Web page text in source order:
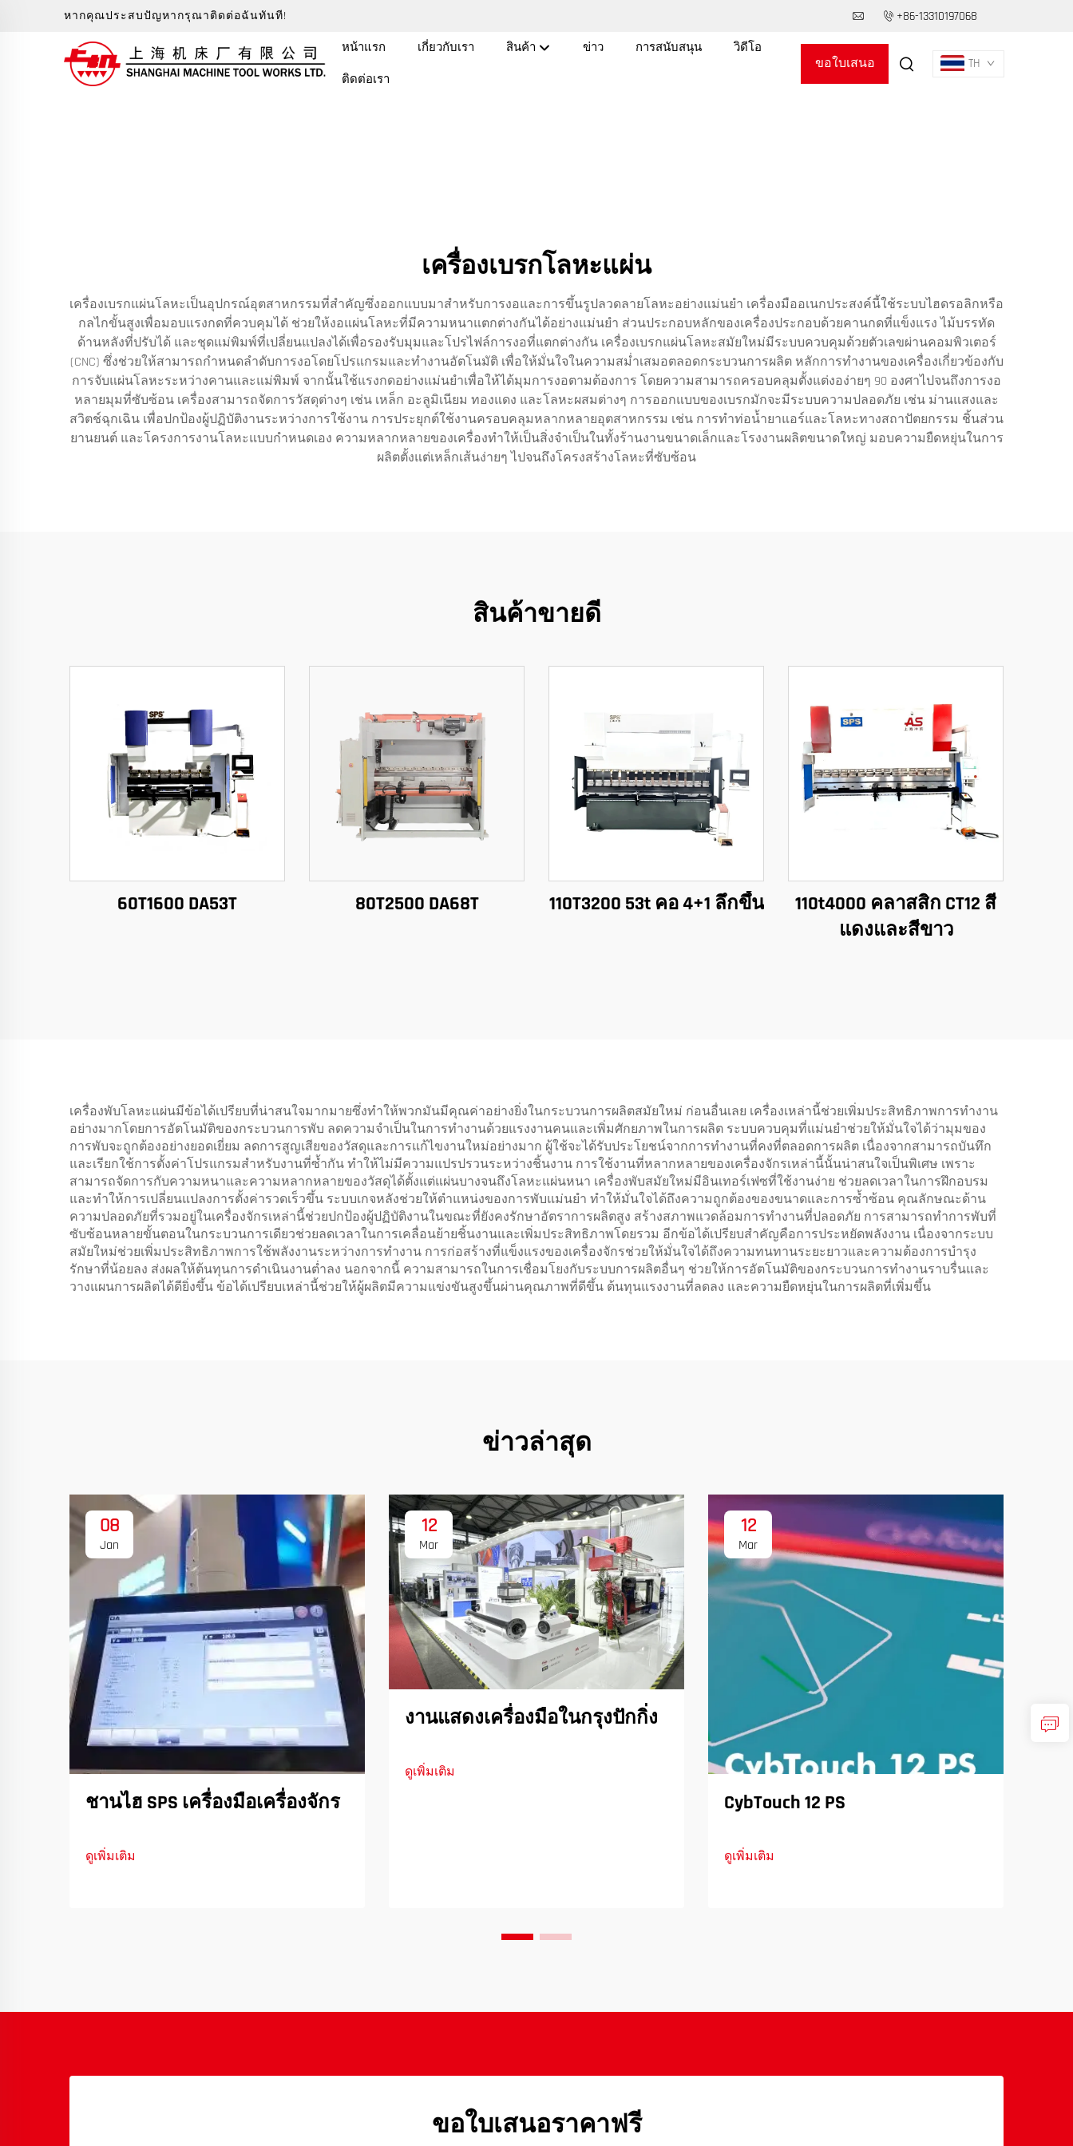
หากคุณประสบปัญหากรุณาติดต่อฉันทันที! +86-13310197068
หน้าแรก เกี่ยวกับเรา สินค้า ข่าว การสนับสนุน วิดีโอ
ติดต่อเรา
ขอใบเสนอ TH
เครื่องเบรกโลหะแผ่น
เครื่องเบรกแผ่นโลหะเป็นอุปกรณ์อุตสาหกรรมที่สำคัญซึ่งออกแบบมาสำหรับการงอและการขึ้นรูปลวดลายโลหะอย่างแม่นยำ เครื่องมืออเนกประสงค์นี้ใช้ระบบไฮดรอลิกหรือ
กลไกขั้นสูงเพื่อมอบแรงกดที่ควบคุมได้ ช่วยให้งอแผ่นโลหะที่มีความหนาแตกต่างกันได้อย่างแม่นยำ ส่วนประกอบหลักของเครื่องประกอบด้วยคานกดที่แข็งแรง ไม้บรรทัด
ด้านหลังที่ปรับได้ และชุดแม่พิมพ์ที่เปลี่ยนแปลงได้เพื่อรองรับมุมและโปรไฟล์การงอที่แตกต่างกัน เครื่องเบรกแผ่นโลหะสมัยใหม่มีระบบควบคุมด้วยตัวเลขผ่านคอมพิวเตอร์
(CNC) ซึ่งช่วยให้สามารถกำหนดลำดับการงอโดยโปรแกรมและทำงานอัตโนมัติ เพื่อให้มั่นใจในความสม่ำเสมอตลอดกระบวนการผลิต หลักการทำงานของเครื่องเกี่ยวข้องกับ
การจับแผ่นโลหะระหว่างคานและแม่พิมพ์ จากนั้นใช้แรงกดอย่างแม่นยำเพื่อให้ได้มุมการงอตามต้องการ โดยความสามารถครอบคลุมตั้งแต่งอง่ายๆ 90 องศาไปจนถึงการงอ
หลายมุมที่ซับซ้อน เครื่องสามารถจัดการวัสดุต่างๆ เช่น เหล็ก อะลูมิเนียม ทองแดง และโลหะผสมต่างๆ การออกแบบของเบรกมักจะมีระบบความปลอดภัย เช่น ม่านแสงและ
สวิตช์ฉุกเฉิน เพื่อปกป้องผู้ปฏิบัติงานระหว่างการใช้งาน การประยุกต์ใช้งานครอบคลุมหลากหลายอุตสาหกรรม เช่น การทำท่อน้ำยาแอร์และโลหะทางสถาปัตยกรรม ชิ้นส่วน
ยานยนต์ และโครงการงานโลหะแบบกำหนดเอง ความหลากหลายของเครื่องทำให้เป็นสิ่งจำเป็นในทั้งร้านงานขนาดเล็กและโรงงานผลิตขนาดใหญ่ มอบความยืดหยุ่นในการ
ผลิตตั้งแต่เหล็กเส้นง่ายๆ ไปจนถึงโครงสร้างโลหะที่ซับซ้อน
สินค้าขายดี
60T1600 DA53T 80T2500 DA68T 110T3200 53t คอ 4+1 ลึกขึ้น
110t4000 คลาสสิก CT12 สี
แดงและสีขาว
เครื่องพับโลหะแผ่นมีข้อได้เปรียบที่น่าสนใจมากมายซึ่งทำให้พวกมันมีคุณค่าอย่างยิ่งในกระบวนการผลิตสมัยใหม่ ก่อนอื่นเลย เครื่องเหล่านี้ช่วยเพิ่มประสิทธิภาพการทำงาน
อย่างมากโดยการอัตโนมัติของกระบวนการพับ ลดความจำเป็นในการทำงานด้วยแรงงานคนและเพิ่มศักยภาพในการผลิต ระบบควบคุมที่แม่นยำช่วยให้มั่นใจได้ว่ามุมของ
การพับจะถูกต้องอย่างยอดเยี่ยม ลดการสูญเสียของวัสดุและการแก้ไขงานใหม่อย่างมาก ผู้ใช้จะได้รับประโยชน์จากการทำงานที่คงที่ตลอดการผลิต เนื่องจากสามารถบันทึก
และเรียกใช้การตั้งค่าโปรแกรมสำหรับงานที่ซ้ำกัน ทำให้ไม่มีความแปรปรวนระหว่างชิ้นงาน การใช้งานที่หลากหลายของเครื่องจักรเหล่านี้นั้นน่าสนใจเป็นพิเศษ เพราะ
สามารถจัดการกับความหนาและความหลากหลายของวัสดุได้ตั้งแต่แผ่นบางจนถึงโลหะแผ่นหนา เครื่องพับสมัยใหม่มีอินเทอร์เฟซที่ใช้งานง่าย ช่วยลดเวลาในการฝึกอบรม
และทำให้การเปลี่ยนแปลงการตั้งค่ารวดเร็วขึ้น ระบบเกจหลังช่วยให้ตำแหน่งของการพับแม่นยำ ทำให้มั่นใจได้ถึงความถูกต้องของขนาดและการซ้ำซ้อน คุณลักษณะด้าน
ความปลอดภัยที่รวมอยู่ในเครื่องจักรเหล่านี้ช่วยปกป้องผู้ปฏิบัติงานในขณะที่ยังคงรักษาอัตราการผลิตสูง สร้างสภาพแวดล้อมการทำงานที่ปลอดภัย การสามารถทำการพับที่
ซับซ้อนหลายขั้นตอนในกระบวนการเดียวช่วยลดเวลาในการเคลื่อนย้ายชิ้นงานและเพิ่มประสิทธิภาพโดยรวม อีกข้อได้เปรียบสำคัญคือการประหยัดพลังงาน เนื่องจากระบบ
สมัยใหม่ช่วยเพิ่มประสิทธิภาพการใช้พลังงานระหว่างการทำงาน การก่อสร้างที่แข็งแรงของเครื่องจักรช่วยให้มั่นใจได้ถึงความทนทานระยะยาวและความต้องการบำรุง
รักษาที่น้อยลง ส่งผลให้ต้นทุนการดำเนินงานต่ำลง นอกจากนี้ ความสามารถในการเชื่อมโยงกับระบบการผลิตอื่นๆ ช่วยให้การอัตโนมัติของกระบวนการทำงานราบรื่นและ
วางแผนการผลิตได้ดียิ่งขึ้น ข้อได้เปรียบเหล่านี้ช่วยให้ผู้ผลิตมีความแข่งขันสูงขึ้นผ่านคุณภาพที่ดีขึ้น ต้นทุนแรงงานที่ลดลง และความยืดหยุ่นในการผลิตที่เพิ่มขึ้น
ข่าวล่าสุด
08
Jan
ชานไฮ SPS เครื่องมือเครื่องจักร
ดูเพิ่มเติม
12
Mar
งานแสดงเครื่องมือในกรุงปักกิ่ง
ดูเพิ่มเติม
12
Mar
CybTouch 12 PS
ดูเพิ่มเติม
ขอใบเสนอราคาฟรี